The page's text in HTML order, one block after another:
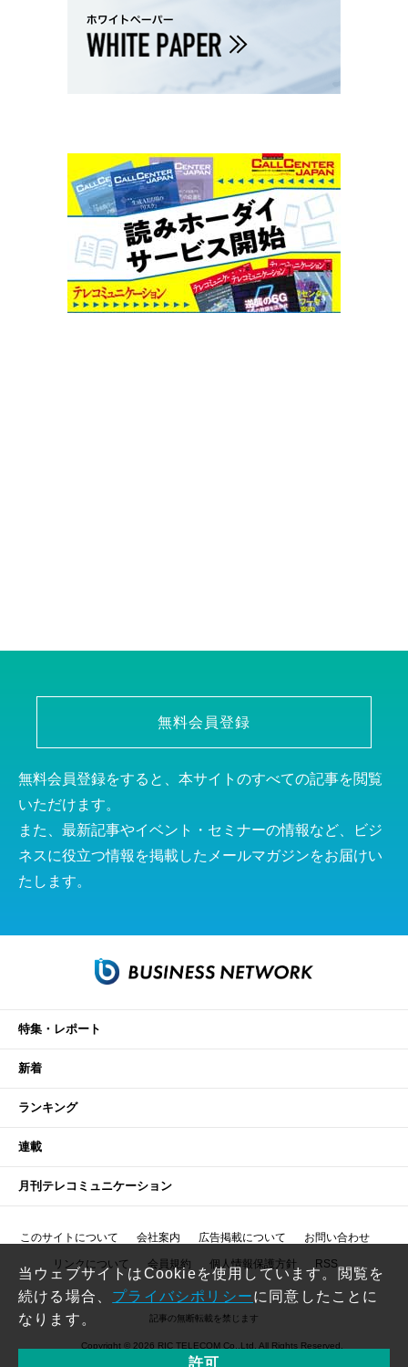
無料会員登録
無料会員登録をすると、本サイトのすべての記事を閲覧
いただけます。
また、最新記事やイベント・セミナーの情報など、ビジ
ネスに役立つ情報を掲載したメールマガジンをお届けい
たします。
特集・レポート
新着
ランキング
連載
月刊テレコミュニケーション
このサイトについて 会社案内 広告掲載について お問い合わせ
リンクについて 会員規約 個人情報保護方針 RSS
記事の無断転載を禁じます
Copyright © 2026 RIC TELECOM Co.,Ltd. All Rights Reserved.
当ウェブサイトはCookieを使用しています。閲覧を
続ける場合、 プライバシポリシーに同意したことに
なります。
許可